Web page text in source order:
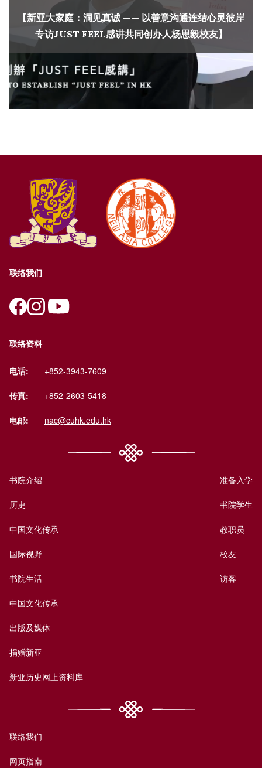
【新亚大家庭：洞见真诚 —— 以善意沟通连结心灵彼岸
专访JUST FEEL感讲共同创办人杨思毅校友】
联络我们
联络资料
电话: +852-3943-7609
传真: +852-2603-5418
电邮: nac@cuhk.edu.hk
书院介绍
历史
中国文化传承
国际视野
书院生活
中国文化传承
出版及媒体
捐赠新亚
新亚历史网上资料库
准备入学
书院学生
教职员
校友
访客
联络我们
网页指南